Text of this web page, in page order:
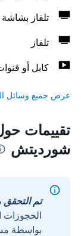
تلفاز
تلفاز
كابل أو
عرض جميع وسائل
تقييمات
شورديتش
تم التحقق
الحجوزات